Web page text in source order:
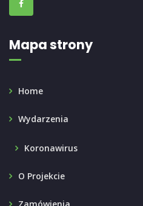
Mapa strony
Home
Wydarzenia
Koronawirus
O Projekcie